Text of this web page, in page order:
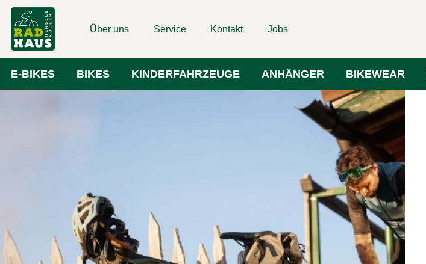
Über uns Service Kontakt Jobs
E-BIKES BIKES KINDERFAHRZEUGE ANHÄNGER BIKEWEAR